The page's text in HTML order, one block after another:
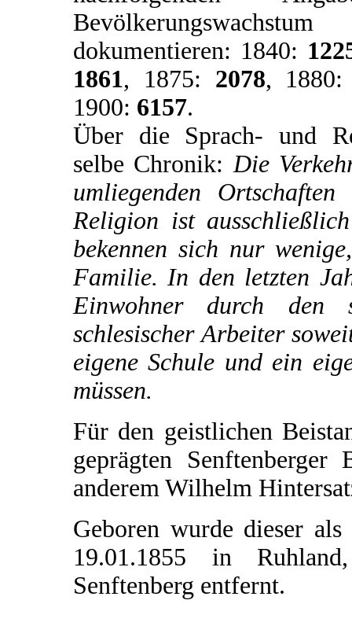
dokumentieren: 1840:
1861, 1875: 2078,
1900: 6157.
Über die Sprach- und
selbe Chronik: Die
umliegenden
Religion ist
bekennen sich nur
Familie. In den letzten
Einwohner durch den
schlesischer Arbeiter
eigene Schule und ein
müssen.
Für den geistlichen
geprägten
anderem Wilhelm
Geboren wurde dieser
19.01.1855 in
Senftenberg entfernt.